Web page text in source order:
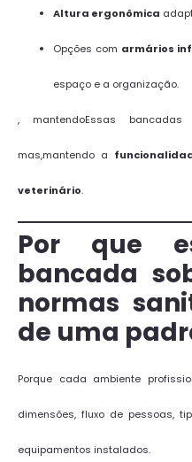
Altura ergonômica
Opções com armários
espaço e a organização.
, mantendoEssas bancadas
mas,mantendo a
veterinário.
Por que
bancada
normas
de uma
Porque cada ambiente
dimensões, fluxo de pessoas,
equipamentos instalados.